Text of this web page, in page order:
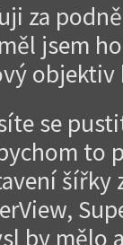
za
jsem
objektiv
se
to
šířky
by mělo